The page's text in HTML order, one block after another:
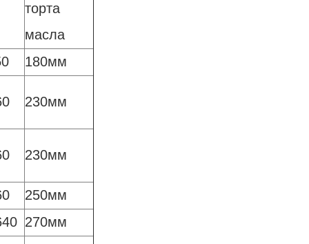
торта
масла
180мм
230мм
230мм
250мм
270мм